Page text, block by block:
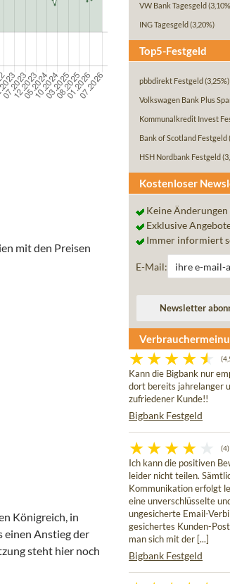
mit den Preisen
Königreich, in
einen Anstieg der
steht hier noch
VW Bank Tagesgeld
ING Tagesgeld (3,20%)
Top5-Festgeld
pbbdirekt Festgeld (3,25%)
Volkswagen Bank Plus
Kommunalkredit Invest
Bank of Scotland Festgeld
HSH Nordbank Festgeld
Kostenloser
Keine Änderungen
Exklusive
Immer informiert
E-Mail:
Kann die Bigbank nur
dort bereits jahrelanger
zufriedener Kunde!!
Bigbank Festgeld
(4)
Ich kann die positiven
leider nicht teilen.
Kommunikation erfolgt
eine unverschlüsselte
ungesicherte Email-
gesichertes Kunden-
man sich mit der [...]
Bigbank Festgeld